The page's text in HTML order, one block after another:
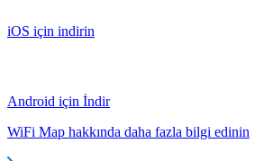
iOS için indirin
Android için İndir
WiFi Map hakkında daha fazla bilgi edinin